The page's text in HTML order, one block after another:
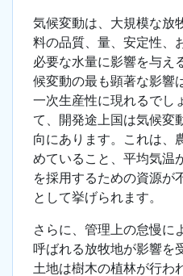
気候変動は、大規模な放
料の品質、量、安定性、
必要な水量に影響を与え
候変動の最も顕著な影響
一次生産性に現れるでし
て、開発途上国は気候変
向にあります。これは、
めていること、平均気温
を採用するための資源が
として挙げられます。
さらに、管理上の怠慢に
呼ばれる放牧地が影響を
土地は樹木の植林が行わ